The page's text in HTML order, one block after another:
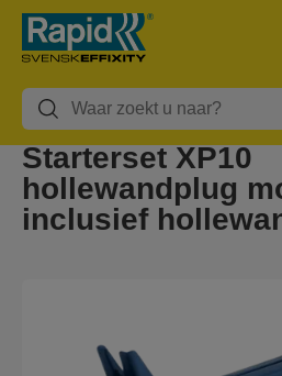
Starterset XP10
hollewandplug
inclusief